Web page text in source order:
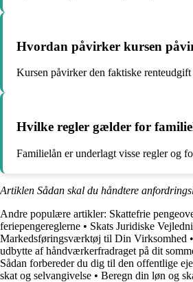
Hvordan påvirker kursen
Kursen påvirker den faktiske
Hvilke regler gælder for
Familielån er underlagt visse regler og
Artiklen Sådan skal du håndtere
Andre populære artikler: Skattefrie
feriepengereglerne • Skats Juridiske
Markedsføringsværktøj til Din Virksomhed •
udbytte af håndværkerfradraget på dit
Sådan forbereder du dig til den offentlige
skat og selvangivelse • Beregn din løn og